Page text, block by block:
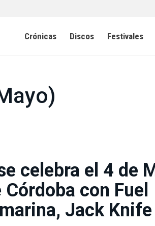
Crónicas Discos Festivales
celebra el 4 de
con Fuel
Jack